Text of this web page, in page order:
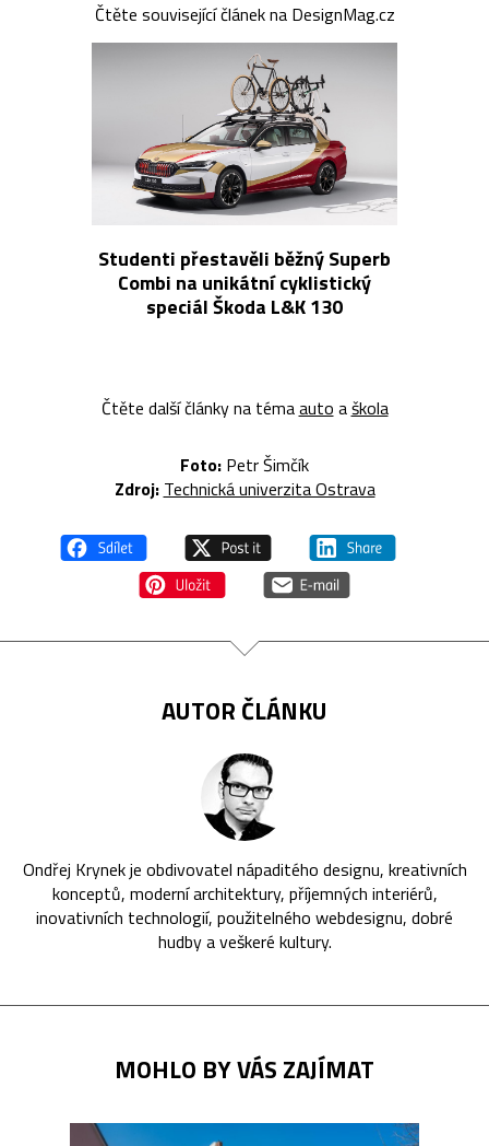
Čtěte související článek na DesignMag.cz
Studenti přestavěli běžný Superb
Combi na unikátní cyklistický
speciál Škoda L&K 130
Čtěte další články na témaauto aškola
Foto: Petr Šimčík
Zdroj: Technická univerzita Ostrava
AUTOR ČLÁNKU
Ondřej Krynek je obdivovatel nápaditého designu, kreativních
konceptů, moderní architektury, příjemných interiérů,
inovativních technologií, použitelného webdesignu, dobré
hudby a veškeré kultury.
MOHLO BY VÁS ZAJÍMAT